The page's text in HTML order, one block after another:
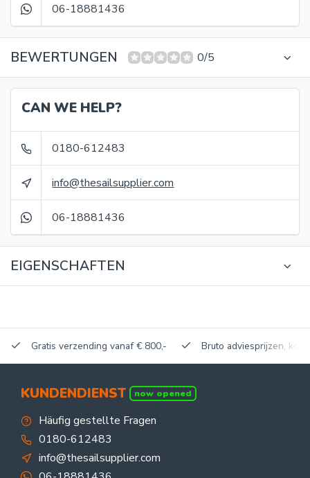
06-18881436
BEWERTUNGEN 0/5
CAN WE HELP?
0180-612483
info@thesailsupplier.com
06-18881436
EIGENSCHAFTEN
Gratis verzending vanaf € 800,- Bruto adviesprijzen,
KUNDENDIENST now opened
Häufig gestellte Fragen
0180-612483
info@thesailsupplier.com